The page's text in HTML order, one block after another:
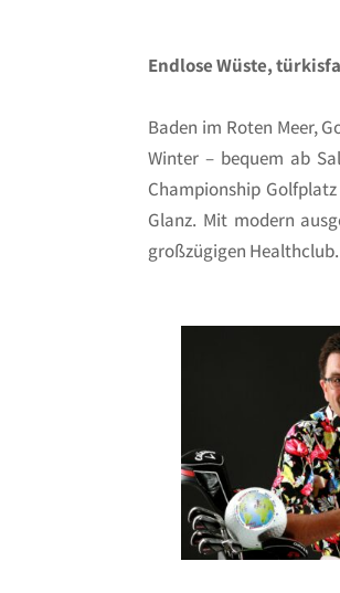
Endlose Wüste,
Baden im Roten Meer,
Winter – bequem ab
Championship
Glanz. Mit modern
großzügigen